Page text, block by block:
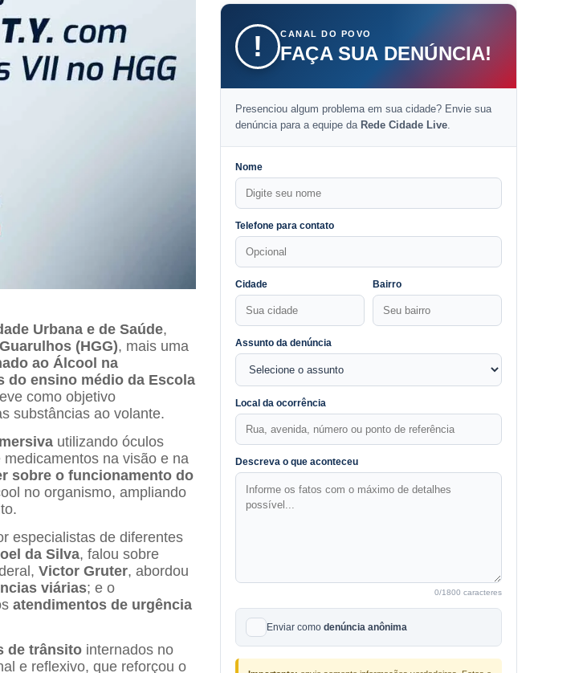
Urbana e de Saúde,
(HGG), mais uma
ao Álcool na
do ensino médio da Escola
como objetivo
substâncias ao volante.
utilizando óculos
na visão e na
sobre o funcionamento do
no organismo, ampliando
especialistas de diferentes
da Silva, falou sobre
Victor Gruter, abordou
viárias; e o
atendimentos de urgência
de trânsito internados no
e reflexivo, que reforçou o
! CANAL DO POVO
FAÇA SUA DENÚNCIA!
Presenciou algum problema em sua cidade? Envie sua
denúncia para a equipe da Rede Cidade Live.
Nome
Telefone para contato
Cidade Bairro
Assunto da denúncia
Local da ocorrência
Descreva o que aconteceu
0/1800 caracteres
Enviar como denúncia anônima